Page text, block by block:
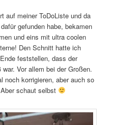
auf meiner ToDoListe und da
gefunden habe, bekamen
und eins mit ultra coolen
Den Schnitt hatte ich
feststellen, dass der
Vor allem bei der Großen.
noch korrigieren, aber auch so
schaut selbst